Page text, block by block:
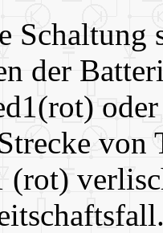
Schaltung
der
von